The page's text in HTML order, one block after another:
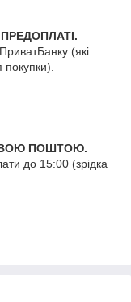
(які
покупки).
ПОШТОЮ.
до 15:00 (зрідка